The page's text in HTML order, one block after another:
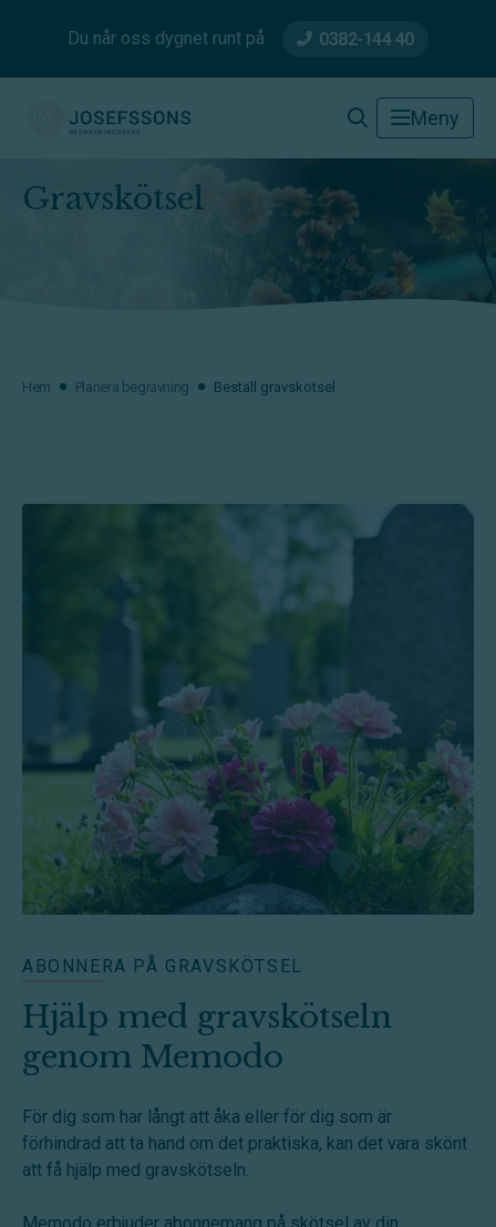
Du når oss dygnet runt på 0382-144 40
Josefssons Begravningsbyrå Meny
Gravskötsel
Hem Planera begravning Beställ gravskötsel
ABONNERA PÅ GRAVSKÖTSEL
Hjälp med gravskötseln
genom Memodo
För dig som har långt att åka eller för dig som är
förhindrad att ta hand om det praktiska, kan det vara skönt
att få hjälp med gravskötseln.